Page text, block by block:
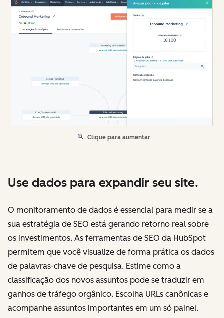
Clique para aumentar
Use dados para expandir seu site.
O monitoramento de dados é essencial para medir se a
sua estratégia de SEO está gerando retorno real sobre
os investimentos. As ferramentas de SEO da HubSpot
permitem que você visualize de forma prática os dados
de palavras-chave de pesquisa. Estime como a
classificação dos novos assuntos pode se traduzir em
ganhos de tráfego orgânico. Escolha URLs canônicas e
acompanhe assuntos importantes em um só painel.